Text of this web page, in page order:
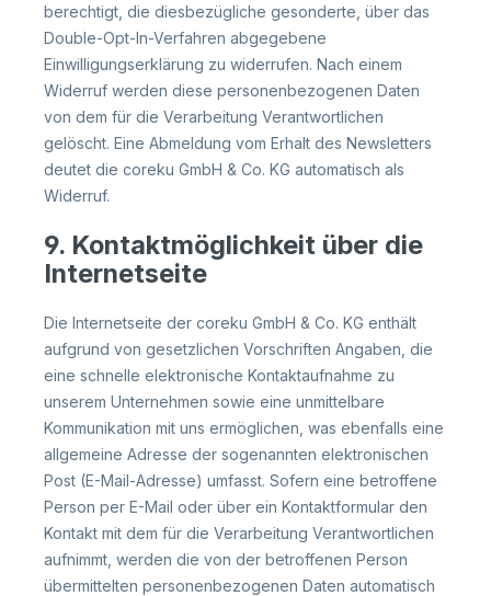
berechtigt, die diesbezügliche gesonderte, über das
Double-Opt-In-Verfahren abgegebene
Einwilligungserklärung zu widerrufen. Nach einem
Widerruf werden diese personenbezogenen Daten
von dem für die Verarbeitung Verantwortlichen
gelöscht. Eine Abmeldung vom Erhalt des Newsletters
deutet die coreku GmbH & Co. KG automatisch als
Widerruf.
9. Kontaktmöglichkeit über die
Internetseite
Die Internetseite der coreku GmbH & Co. KG enthält
aufgrund von gesetzlichen Vorschriften Angaben, die
eine schnelle elektronische Kontaktaufnahme zu
unserem Unternehmen sowie eine unmittelbare
Kommunikation mit uns ermöglichen, was ebenfalls eine
allgemeine Adresse der sogenannten elektronischen
Post (E-Mail-Adresse) umfasst. Sofern eine betroffene
Person per E-Mail oder über ein Kontaktformular den
Kontakt mit dem für die Verarbeitung Verantwortlichen
aufnimmt, werden die von der betroffenen Person
übermittelten personenbezogenen Daten automatisch